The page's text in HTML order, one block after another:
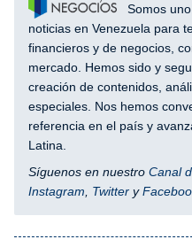
Somos
noticias en Venezuela para
financieros y de negocios,
mercado. Hemos sido y
creación de contenidos,
especiales. Nos hemos
referencia en el país y
Latina.
Síguenos en nuestro Canal
Instagram
Twitter y